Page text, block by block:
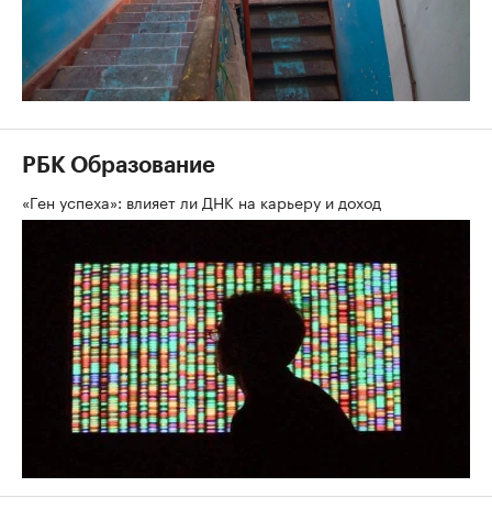
РБК Образование
«Ген успеха»: влияет ли ДНК на карьеру и доход